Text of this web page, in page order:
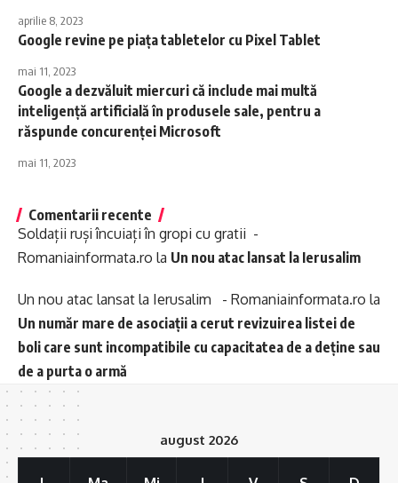
aprilie 8, 2023
Google revine pe piaţa tabletelor cu Pixel Tablet
mai 11, 2023
Google a dezvăluit miercuri că include mai multă
inteligenţă artificială în produsele sale, pentru a
răspunde concurenţei Microsoft
mai 11, 2023
Comentarii recente
Soldații ruși încuiați în gropi cu gratii -
Romaniainformata.ro la Un nou atac lansat la Ierusalim
Un nou atac lansat la Ierusalim - Romaniainformata.ro la
Un număr mare de asociații a cerut revizuirea listei de
boli care sunt incompatibile cu capacitatea de a deține sau
de a purta o armă
august 2026